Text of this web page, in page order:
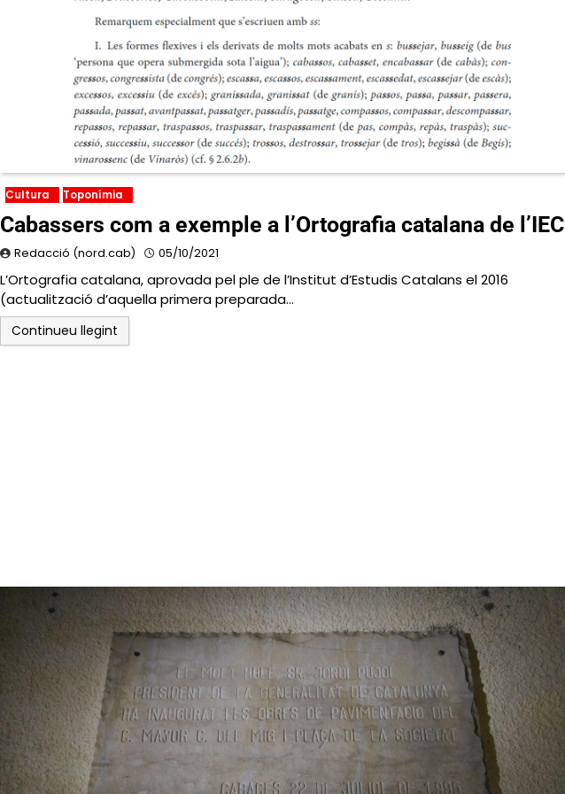
Cultura Toponímia
Cabassers com a exemple a l’Ortografia catalana de l’IEC
Redacció (nord.cab) 05/10/2021
L’Ortografia catalana, aprovada pel ple de l’Institut d’Estudis Catalans el 2016
(actualització d’aquella primera preparada…
Continueu llegint